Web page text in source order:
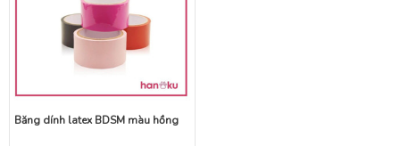
Băng dính latex BDSM màu hồng